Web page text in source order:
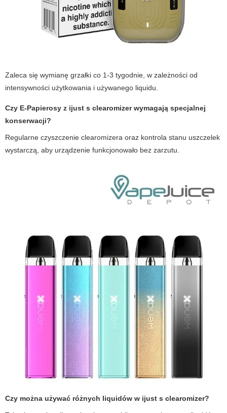
Zaleca się wymianę grzałki co 1-3 tygodnie, w zależności od
intensywności użytkowania i używanego liquidu.
Czy E-Papierosy z ijust s clearomizer wymagają specjalnej
konserwacji?
Regularne czyszczenie clearomizera oraz kontrola stanu uszczelek
wystarczą, aby urządzenie funkcjonowało bez zarzutu.
Czy można używać różnych liquidów w ijust s clearomizer?